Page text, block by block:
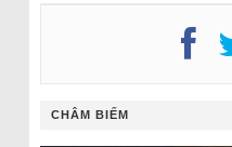
CHÂM BIẾM